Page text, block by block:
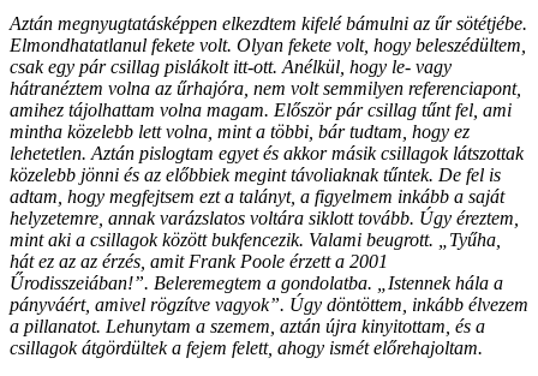
Aztán megnyugtatásképpen elkezdtem kifelé bámulni az űr sötétjébe.
Elmondhatatlanul fekete volt. Olyan fekete volt, hogy beleszédültem,
csak egy pár csillag pislákolt itt-ott. Anélkül, hogy le- vagy
hátranéztem volna az űrhajóra, nem volt semmilyen referenciapont,
amihez tájolhattam volna magam. Először pár csillag tűnt fel, ami
mintha közelebb lett volna, mint a többi, bár tudtam, hogy ez
lehetetlen. Aztán pislogtam egyet és akkor másik csillagok látszottak
közelebb jönni és az előbbiek megint távoliaknak tűntek. De fel is
adtam, hogy megfejtsem ezt a talányt, a figyelmem inkább a saját
helyzetemre, annak varázslatos voltára siklott tovább. Úgy éreztem,
mint aki a csillagok között bukfencezik. Valami beugrott. „Tyűha,
hát ez az az érzés, amit Frank Poole érzett a 2001
Űrodisszeiában!”. Beleremegtem a gondolatba. „Istennek hála a
pányváért, amivel rögzítve vagyok”. Úgy döntöttem, inkább élvezem
a pillanatot. Lehunytam a szemem, aztán újra kinyitottam, és a
csillagok átgördültek a fejem felett, ahogy ismét előrehajoltam.